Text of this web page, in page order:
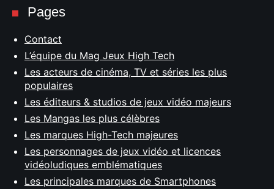
Pages
Contact
L’équipe du Mag Jeux High Tech
Les acteurs de cinéma, TV et séries les plus
populaires
Les éditeurs & studios de jeux vidéo majeurs
Les Mangas les plus célèbres
Les marques High-Tech majeures
Les personnages de jeux vidéo et licences
vidéoludiques emblématiques
Les principales marques de Smartphones